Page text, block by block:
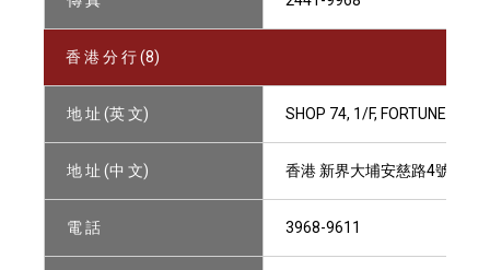
香 港 分 行 (8)
地 址 (英 文) SHOP 74, 1/F, FORTUNE
地 址 (中 文) 香港 新界大埔安慈路4號昌運
電 話 3968-9611